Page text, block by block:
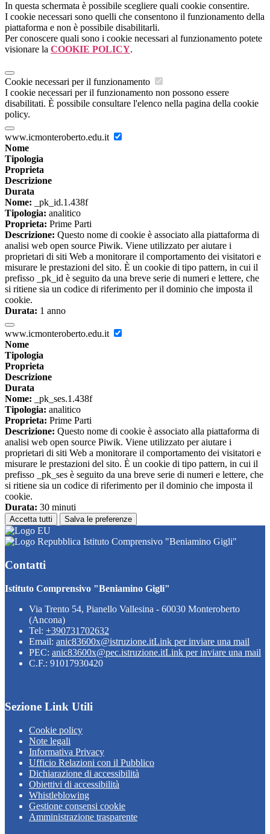
In questa schermata è possibile scegliere quali cookie consentire.
I cookie necessari sono quelli che consentono il funzionamento della
piattaforma e non è possibile disabilitarli.
Per conoscere quali sono i cookie necessari al funzionamento potete
visionare la COOKIE POLICY.
Cookie necessari per il funzionamento
I cookie necessari per il funzionamento non possono essere
disabilitati. È possibile consultare l'elenco nella pagina della cookie
policy.
www.icmonteroberto.edu.it
Nome
Tipologia
Proprieta
Descrizione
Durata
Nome: _pk_id.1.438f
Tipologia: analitico
Proprieta: Prime Parti
Descrizione: Questo nome di cookie è associato alla piattaforma di
analisi web open source Piwik. Viene utilizzato per aiutare i
proprietari di siti Web a monitorare il comportamento dei visitatori e
misurare le prestazioni del sito. È un cookie di tipo pattern, in cui il
prefisso _pk_id è seguito da una breve serie di numeri e lettere, che
si ritiene sia un codice di riferimento per il dominio che imposta il
cookie.
Durata: 1 anno
www.icmonteroberto.edu.it
Nome
Tipologia
Proprieta
Descrizione
Durata
Nome: _pk_ses.1.438f
Tipologia: analitico
Proprieta: Prime Parti
Descrizione: Questo nome di cookie è associato alla piattaforma di
analisi web open source Piwik. Viene utilizzato per aiutare i
proprietari di siti Web a monitorare il comportamento dei visitatori e
misurare le prestazioni del sito. È un cookie di tipo pattern, in cui il
prefisso _pk_ses è seguito da una breve serie di numeri e lettere, che
si ritiene sia un codice di riferimento per il dominio che imposta il
cookie.
Durata: 30 minuti
Accetta tutti Salva le preferenze
Istituto Comprensivo "Beniamino Gigli"
Contatti
Istituto Comprensivo "Beniamino Gigli"
Via Trento 54, Pianello Vallesina - 60030 Monteroberto
(Ancona)
Tel: +390731702632
Email: anic83600x@istruzione.itLink per inviare una mail
PEC: anic83600x@pec.istruzione.itLink per inviare una mail
C.F.: 91017930420
Sezione Link Utili
Cookie policy
Note legali
Informativa Privacy
Ufficio Relazioni con il Pubblico
Dichiarazione di accessibilità
Obiettivi di accessibilità
Whistleblowing
Gestione consensi cookie
Amministrazione trasparente